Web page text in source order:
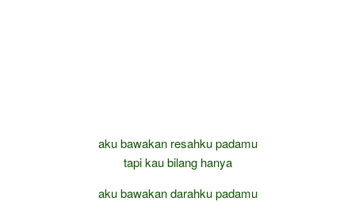
aku bawakan resahku padamu
tapi kau bilang hanya
aku bawakan darahku padamu